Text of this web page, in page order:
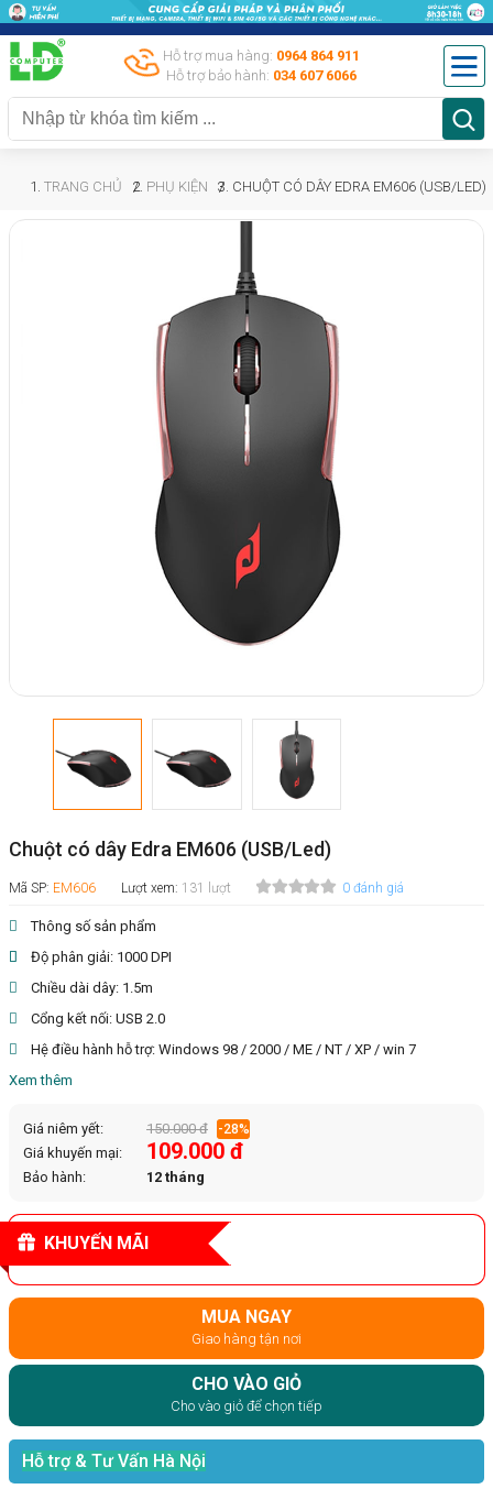
Hỗ trợ mua hàng: 0964 864 911
Hỗ trợ bảo hành: 034 607 6066
TRANG CHỦ PHỤ KIỆN CHUỘT CÓ DÂY EDRA EM606 (USB/LED)
Chuột có dây Edra EM606 (USB/Led)
Mã SP: EM606 Lượt xem: 131 lượt 0 đánh giá
Thông số sản phẩm
Độ phân giải: 1000 DPI
Chiều dài dây: 1.5m
Cổng kết nối: USB 2.0
Hệ điều hành hỗ trợ: Windows 98 / 2000 / ME / NT / XP / win 7
Xem thêm
Giá niêm yết: 150.000 đ -28%
Giá khuyến mại: 109.000 đ
Bảo hành: 12 tháng
KHUYẾN MÃI
MUA NGAY
Giao hàng tận nơi
CHO VÀO GIỎ
Cho vào giỏ để chọn tiếp
Hỗ trợ & Tư Vấn Hà Nội